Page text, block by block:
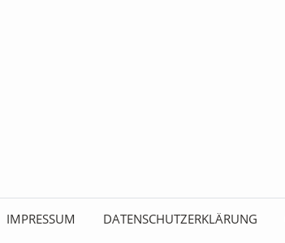
IMPRESSUM DATENSCHUTZERKLÄRUNG